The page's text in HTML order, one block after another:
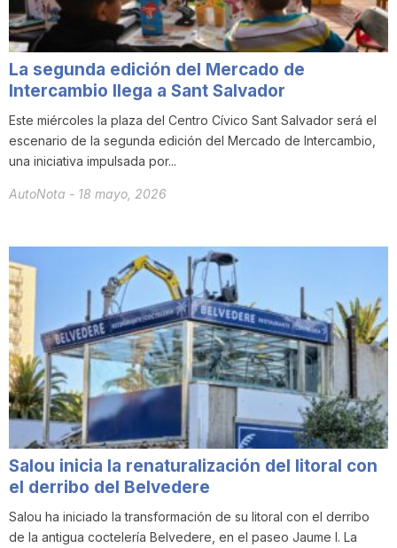
La segunda edición del Mercado de
Intercambio llega a Sant Salvador
Este miércoles la plaza del Centro Cívico Sant Salvador será el
escenario de la segunda edición del Mercado de Intercambio,
una iniciativa impulsada por...
AutoNota - 18 mayo, 2026
Salou inicia la renaturalización del litoral con
el derribo del Belvedere
Salou ha iniciado la transformación de su litoral con el derribo
de la antigua coctelería Belvedere, en el paseo Jaume I. La